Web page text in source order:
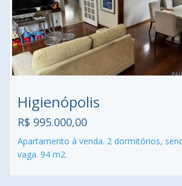
Higienópolis
R$ 995.000,00
Apartamento à venda. 2 dormitórios,
vaga. 94 m2.